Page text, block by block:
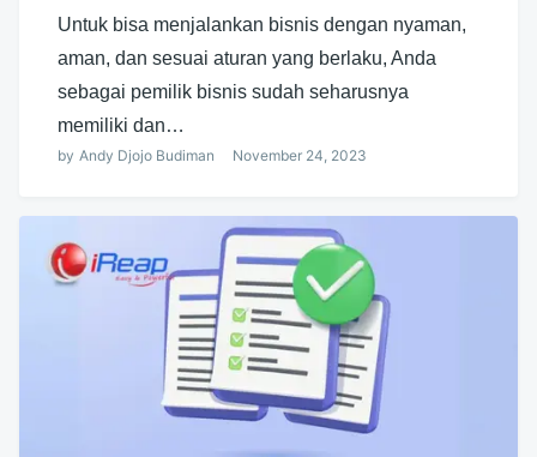
Untuk bisa menjalankan bisnis dengan nyaman,
aman, dan sesuai aturan yang berlaku, Anda
sebagai pemilik bisnis sudah seharusnya
memiliki dan…
by Andy Djojo Budiman November 24, 2023